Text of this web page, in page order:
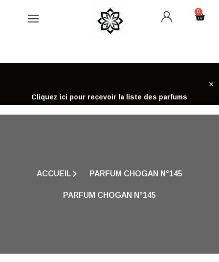
0
Cart
Cliquez ici pour recevoir la liste des parfums
×
ACCUEIL PARFUM CHOGAN N°145
PARFUM CHOGAN N°145